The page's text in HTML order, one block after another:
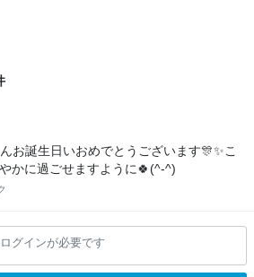
お誕生日いおめでとうございます🎊✨こ
かに過ごせますように🍀(^-^)
グインが必要です